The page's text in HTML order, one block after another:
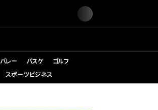
バレー バスケ
ゴルフ
スポーツビジネス